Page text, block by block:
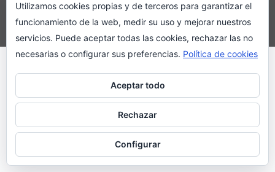
Copyright 2018. www.persianaytoldo.es
Utilizamos cookies propias y de terceros para garantizar el
funcionamiento de la web, medir su uso y mejorar nuestros
servicios. Puede aceptar todas las cookies, rechazar las no
necesarias o configurar sus preferencias. Política de cookies
Aceptar todo
Rechazar
Configurar